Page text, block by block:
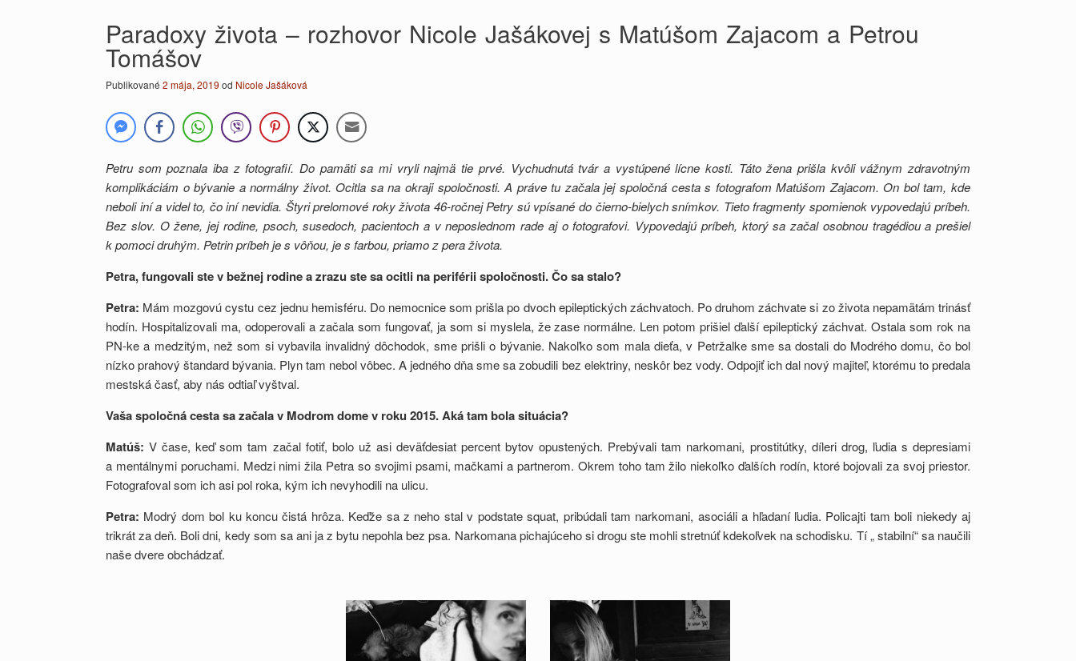
Paradoxy života – rozhovor Nicole Jašákovej s Matúšom Zajacom a Petrou
Tomášov
Publikované 2 mája, 2019 od Nicole Jašáková
Petru som poznala iba z fotografií. Do pamäti sa mi vryli najmä tie prvé. Vychudnutá tvár a vystúpené lícne kosti. Táto žena prišla kvôli vážnym zdravotným
komplikáciám o bývanie a normálny život. Ocitla sa na okraji spoločnosti. A práve tu začala jej spoločná cesta s fotografom Matúšom Zajacom. On bol tam, kde
neboli iní a videl to, čo iní nevidia. Štyri prelomové roky života 46-ročnej Petry sú vpísané do čierno-bielych snímkov. Tieto fragmenty spomienok vypovedajú príbeh.
Bez slov. O žene, jej rodine, psoch, susedoch, pacientoch a v neposlednom rade aj o fotografovi. Vypovedajú príbeh, ktorý sa začal osobnou tragédiou a prešiel
k pomoci druhým. Petrin príbeh je s vôňou, je s farbou, priamo z pera života.
Petra, fungovali ste v bežnej rodine a zrazu ste sa ocitli na periférii spoločnosti. Čo sa stalo?
Petra: Mám mozgovú cystu cez jednu hemisféru. Do nemocnice som prišla po dvoch epileptických záchvatoch. Po druhom záchvate si zo života nepamätám trinásť
hodín. Hospitalizovali ma, odoperovali a začala som fungovať, ja som si myslela, že zase normálne. Len potom prišiel ďalší epileptický záchvat. Ostala som rok na
PN-ke a medzitým, než som si vybavila invalidný dôchodok, sme prišli o bývanie. Nakoľko som mala dieťa, v Petržalke sme sa dostali do Modrého domu, čo bol
nízko prahový štandard bývania. Plyn tam nebol vôbec. A jedného dňa sme sa zobudili bez elektriny, neskôr bez vody. Odpojiť ich dal nový majiteľ, ktorému to predala
mestská časť, aby nás odtiaľ vyštval.
Vaša spoločná cesta sa začala v Modrom dome v roku 2015. Aká tam bola situácia?
Matúš: V čase, keď som tam začal fotiť, bolo už asi deväťdesiat percent bytov opustených. Prebývali tam narkomani, prostitútky, díleri drog, ľudia s depresiami
a mentálnymi poruchami. Medzi nimi žila Petra so svojimi psami, mačkami a partnerom. Okrem toho tam žilo niekoľko ďalších rodín, ktoré bojovali za svoj priestor.
Fotografoval som ich asi pol roka, kým ich nevyhodili na ulicu.
Petra: Modrý dom bol ku koncu čistá hrôza. Keďže sa z neho stal v podstate squat, pribúdali tam narkomani, asociáli a hľadaní ľudia. Policajti tam boli niekedy aj
trikrát za deň. Boli dni, kedy som sa ani ja z bytu nepohla bez psa. Narkomana pichajúceho si drogu ste mohli stretnúť kdekoľvek na schodisku. Tí „ stabilní“ sa naučili
naše dvere obchádzať.